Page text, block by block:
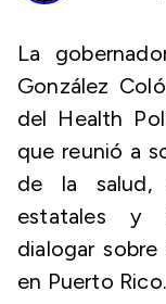
La
González
del Health
que reunió a
de la salud,
estatales y
dialogar
en Puerto Rico.